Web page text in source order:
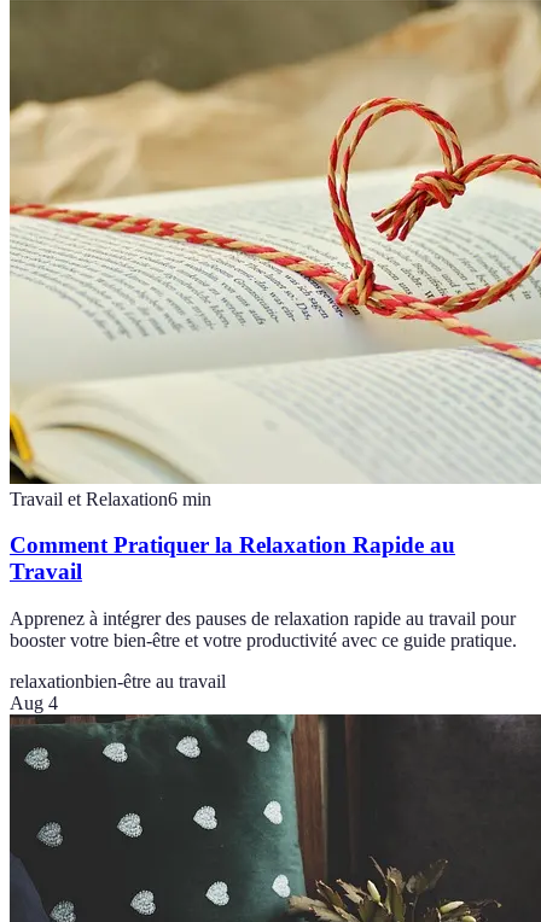
Travail et Relaxation6 min
Comment Pratiquer la Relaxation Rapide au
Travail
Apprenez à intégrer des pauses de relaxation rapide au travail pour
booster votre bien-être et votre productivité avec ce guide pratique.
relaxationbien-être au travail
Aug 4